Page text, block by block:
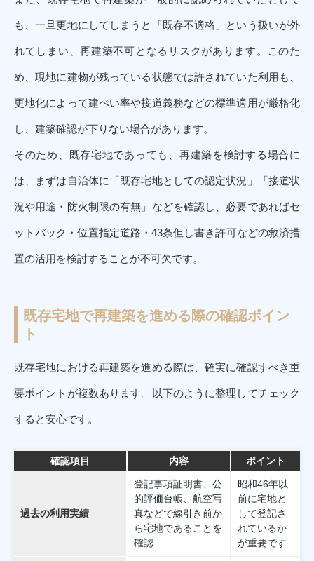
も、一旦更地にしてしまうと「既存不適格」という扱いが外
れてしまい、再建築不可となるリスクがあります。このた
め、現地に建物が残っている状態では許されていた利用も、
更地化によって建ぺい率や接道義務などの標準適用が厳格化
し、建築確認が下りない場合があります。
そのため、既存宅地であっても、再建築を検討する場合に
は、まずは自治体に「既存宅地としての認定状況」「接道状
況や用途・防火制限の有無」などを確認し、必要であればセ
ットバック・位置指定道路・43条但し書き許可などの救済措
置の活用を検討することが不可欠です。
既存宅地で再建築を進める際の確認ポイン
ト
既存宅地における再建築を進める際は、確実に確認すべき重
要ポイントが複数あります。以下のように整理してチェック
すると安心です。
確認項目 内容 ポイント
過去の利用実績
登記事項証明書、公
的評価台帳、航空写
真などで線引き前か
ら宅地であることを
確認
昭和46年以
前に宅地と
して登記さ
れているか
が重要です